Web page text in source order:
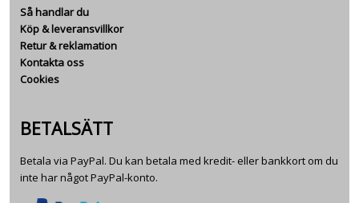
Så handlar du
Köp & leveransvillkor
Retur & reklamation
Kontakta oss
Cookies
BETALSÄTT
Betala via PayPal. Du kan betala med kredit- eller bankkort om du
inte har något PayPal-konto.